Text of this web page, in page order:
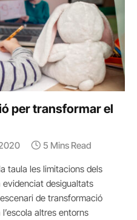
per transformar el
5 Mins Read
taula les limitacions dels
desigualtats
de transformació
altres entorns